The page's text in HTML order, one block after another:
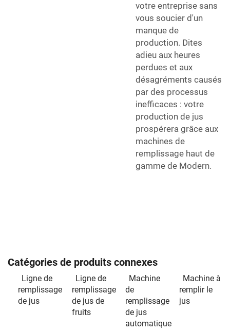
votre entreprise sans
vous soucier d'un
manque de
production. Dites
adieu aux heures
perdues et aux
désagréments causés
par des processus
inefficaces : votre
production de jus
prospérera grâce aux
machines de
remplissage haut de
gamme de Modern.
Catégories de produits connexes
Ligne de
remplissage
de jus
Ligne de
remplissage
de jus de
fruits
Machine
de
remplissage
de jus
automatique
Machine à
remplir le
jus